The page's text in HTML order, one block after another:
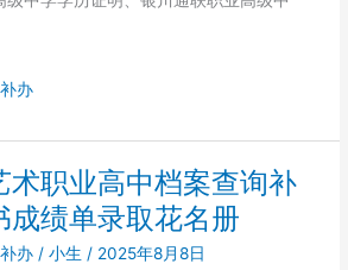
办
术职业高中档案查询补
成绩单录取花名册
办 /小生 / 2025年8月8日